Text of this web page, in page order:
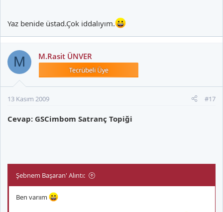
Yaz benide üstad.Çok iddalıyım.
M M.Rasit ÜNVER
13 Kasım 2009 #17
Cevap: GSCimbom Satranç Topiği
Şebnem Başaran' Alıntı:
Ben varıım